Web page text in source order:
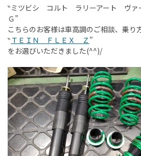
‶ミツビシ コルト ラリーアート ヴァ
Ｇ”
こちらのお客様は車高調のご相談、乗り
‶ ＴＥＩＮ ＦＬＥＸ Ｚ ”
をお選びいただきました(^^)/